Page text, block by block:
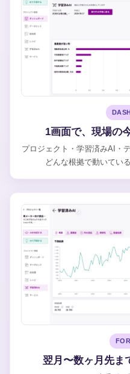
1画面で、現場の
プロジェクト・学習済みAI・
どんな根拠で動いてい
翌月〜数ヶ月先ま